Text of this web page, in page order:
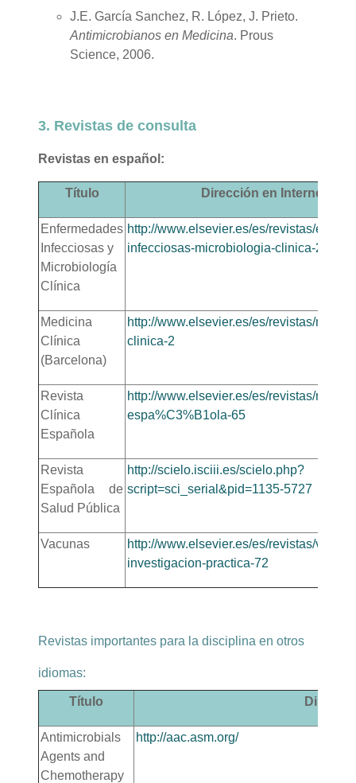
J.E. García Sanchez, R. López, J. Prieto.
Antimicrobianos en Medicina. Prous
Science, 2006.
3. Revistas de consulta
Revistas en español:
Título Dirección en Internet
Enfermedades
Infecciosas y
Microbiología
Clínica
http://www.elsevier.es/es/revistas/
infecciosas-microbiologia-clinica-28
Medicina
Clínica
(Barcelona)
http://www.elsevier.es/es/revistas/
clinica-2
Revista
Clínica
Española
http://www.elsevier.es/es/revistas/
espa%C3%B1ola-65
Revista
Española de
Salud Pública
http://scielo.isciii.es/scielo.php?
script=sci_serial&pid=1135-5727
Vacunas
http://www.elsevier.es/es/revistas/
investigacion-practica-72
Revistas importantes para la disciplina en otros
idiomas:
Título
Antimicrobials
Agents and
Chemotherapy
http://aac.asm.org/